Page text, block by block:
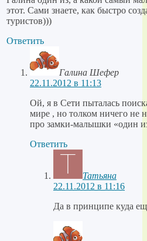
этот. Сами знаете, как быстро
туристов)))
Ответить
Галина Шефер
22.11.2012 в 11:13
Ой, я в Сети пыталась
мире , но толком ничего не
про замки-малышки «один
Ответить
Татьяна
22.11.2012 в 11:16
Да в принципе куда